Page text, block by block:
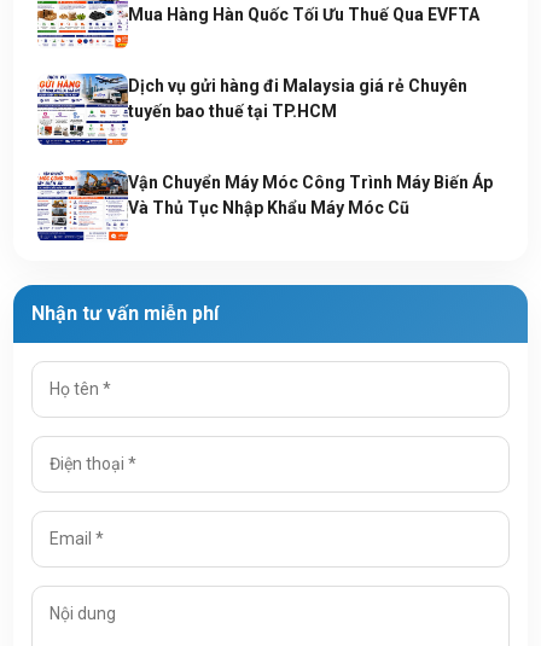
Mua Hàng Hàn Quốc Tối Ưu Thuế Qua EVFTA
Dịch vụ gửi hàng đi Malaysia giá rẻ Chuyên
tuyến bao thuế tại TP.HCM
Vận Chuyển Máy Móc Công Trình Máy Biến Áp
Và Thủ Tục Nhập Khẩu Máy Móc Cũ
Nhận tư vấn miễn phí